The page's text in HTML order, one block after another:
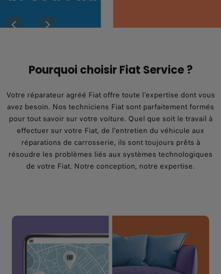
VOIR LES OFFRES DU MOMENT
Pourquoi choisir Fiat Service ?
Votre réparateur agréé Fiat offre toute l'expertise dont vous
avez besoin. Nos techniciens Fiat sont parfaitement formés
pour tout savoir sur votre voiture. Quel que soit le travail à
effectuer sur votre Fiat, de l'entretien du véhicule aux
réparations de carrosserie, ils sont toujours prêts à
résoudre les problèmes liés aux systèmes technologiques
de votre Fiat. Notre conception, notre expertise.